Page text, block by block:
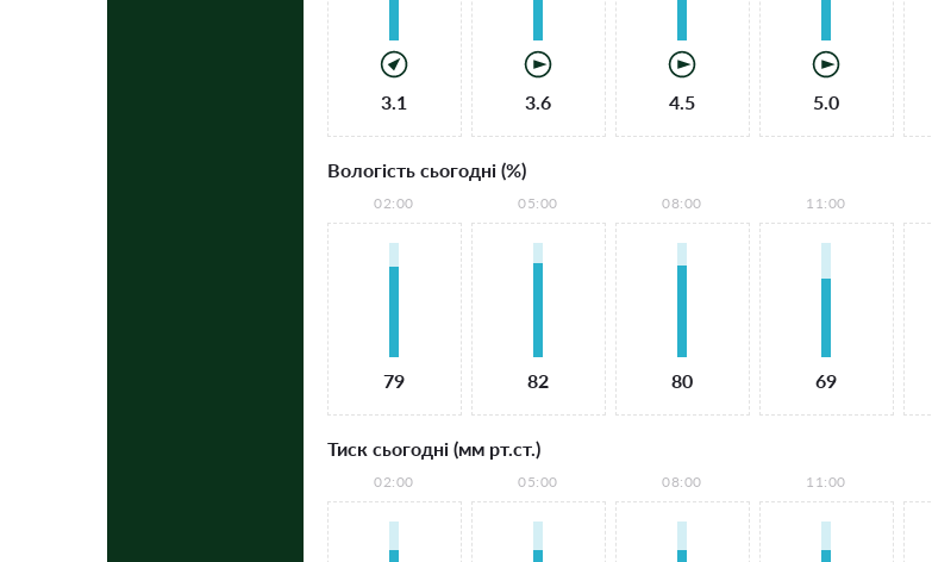
3.1 3.6 4.5 5.0
Вологість сьогодні (%)
02:00
79
05:00
82
08:00
80
11:00
69
Тиск сьогодні (мм рт.ст.)
02:00 05:00 08:00 11:00